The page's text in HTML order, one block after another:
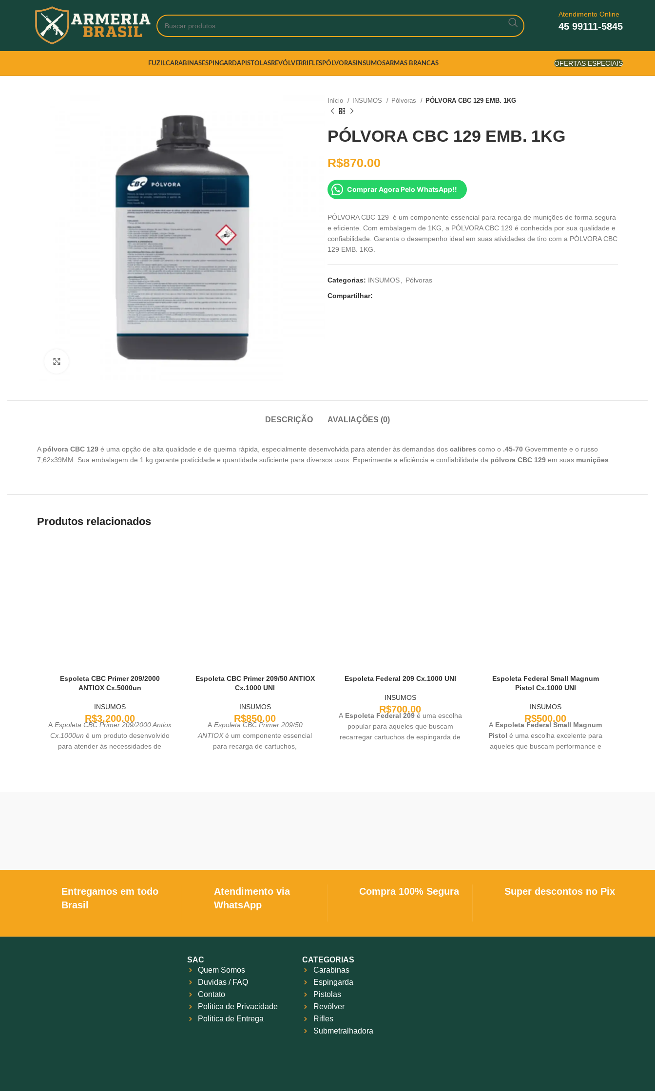
Atendimento Online
45 99111-5845
FUZILCARABINASESPINGARDAPISTOLASREVÓLVERRIFLESPÓLVORASINSUMOSARMAS BRANCAS OFERTAS ESPECIAIS
Clique para ampliar
Início INSUMOS Pólvoras PÓLVORA CBC 129 EMB. 1KG
PÓLVORA CBC 129 EMB. 1KG
R$870.00
Comprar Agora Pelo WhatsApp!!
PÓLVORA CBC 129 é um componente essencial para recarga de munições de forma segura
e eficiente. Com embalagem de 1KG, a PÓLVORA CBC 129 é conhecida por sua qualidade e
confiabilidade. Garanta o desempenho ideal em suas atividades de tiro com a PÓLVORA CBC
129 EMB. 1KG.
Categorias: INSUMOS
Pólvoras
Compartilhar:
DESCRIÇÃO AVALIAÇÕES (0)
A pólvora CBC 129 é uma opção de alta qualidade e de queima rápida, especialmente desenvolvida para atender às demandas dos calibres como o .45-70 Governmente e o russo
7,62x39MM. Sua embalagem de 1 kg garante praticidade e quantidade suficiente para diversos usos. Experimente a eficiência e confiabilidade da pólvora CBC 129 em suas munições
Produtos relacionados
Espoleta CBC Primer 209/2000
ANTIOX Cx.5000un
INSUMOS
R$3,200.00
A Espoleta CBC Primer 209/2000 Antiox
Cx.1000un é um produto desenvolvido
para atender às necessidades de
eficiente, essencial para garantir um
disparo preciso e seguro.
Espoleta CBC Primer 209/50 ANTIOX
Cx.1000 UNI
INSUMOS
R$850.00
A Espoleta CBC Primer 209/50
ANTIOXé um componente essencial
para recarga de cartuchos,
qualidade e alto desempenho na
recarga de cartuchos.
Espoleta Federal 209 Cx.1000 UNI
INSUMOS
R$700.00
A Espoleta Federal 209é uma escolha
popular para aqueles que buscam
recarregar cartuchos de espingarda de
Espoleta Federal Small Magnum
Pistol Cx.1000 UNI
INSUMOS
R$500.00
A Espoleta Federal Small Magnum
Pistol é uma escolha excelente para
aqueles que buscam performance e
Entregamos em todo
Brasil
Atendimento via
WhatsApp
Compra 100% Segura Super descontos no Pix
SAC
Quem Somos
Duvidas / FAQ
Contato
Politica de Privacidade
Politica de Entrega
CATEGORIAS
Carabinas
Espingarda
Pistolas
Revólver
Rifles
Submetralhadora